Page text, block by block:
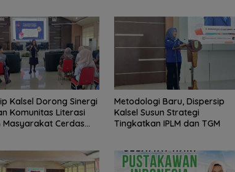
Kalsel Dorong Sinergi
Komunitas Literasi
Masyarakat Cerdas
Metodologi Baru, Dispersip
Kalsel Susun Strategi
Tingkatkan IPLM dan TGM